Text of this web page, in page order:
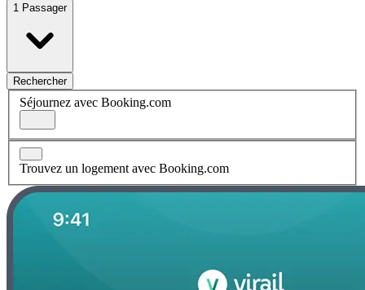
1 Passager
Rechercher
Séjournez avec Booking.com
Trouvez un logement avec Booking.com